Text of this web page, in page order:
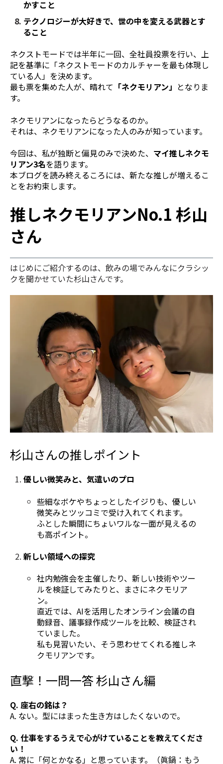
かすこと
テクノロジーが大好きで、世の中を変える武器とす
ること
ネクストモードでは半年に一回、全社員投票を行い、上
記を基準に「ネクストモードのカルチャーを最も体現し
ている人」を決めます。
最も票を集めた人が、晴れて 「ネクモリアン」 となりま
す。
ネクモリアンになったらどうなるのか。
それは、ネクモリアンになった人のみが知っています。
今回は、私が独断と偏見のみで決めた、 マイ推しネクモ
リアン3名を語ります。
本ブログを読み終えるころには、新たな推しが増えるこ
とをお約束します。
推しネクモリアンNo.1 杉山
さん
はじめにご紹介するのは、飲みの場でみんなにクラシッ
クを聞かせていた杉山さんです。
杉山さんの推しポイント
優しい微笑みと、気遣いのプロ
些細なボケやちょっとしたイジりも、優しい
微笑みとツッコミで受け入れてくれます。
ふとした瞬間にちょいワルな一面が見えるの
も高ポイント。
新しい領域への探究
社内勉強会を主催したり、新しい技術やツー
ルを検証してみたりと、まさにネクモリア
ン。
直近では、AIを活用したオンライン会議の自
動録音、議事録作成ツールを比較、検証され
ていました。
私も見習いたい、そう思わせてくれる推しネ
クモリアンです。
直撃！一問一答 杉山さん編
Q. 座右の銘は？
A. ない。型にはまった生き方はしたくないので。
Q. 仕事をするうえで心がけていることを教えてくださ
い！
A. 常に「何とかなる」と思っています。（眞鍋：もう